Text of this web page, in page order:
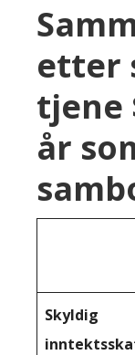
etter
tjene
år
Skyldig